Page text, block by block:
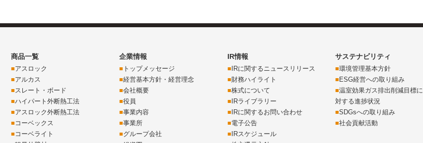
商品一覧
アスロック
アルカス
スレート・ボード
ハイパート外断熱工法
アスロック外断熱工法
コーベックス
コーベライト
企業情報
トップメッセージ
経営基本方針・経営理念
会社概要
役員
事業内容
事業所
グループ会社
IR情報
IRに関するニュースリリース
財務ハイライト
株式について
IRライブラリー
IRに関するお問い合わせ
電子公告
IRスケジュール
サステナビリティ
環境管理基本方針
ESG経営への取り組み
温室効果ガス排出削減目標に
対する進捗状況
SDGsへの取り組み
社会貢献活動